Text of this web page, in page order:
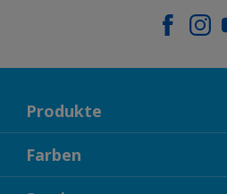
Produkte
FASSADENFARBEN
INNENFARBEN
Farben
KOLLEKTIONEN